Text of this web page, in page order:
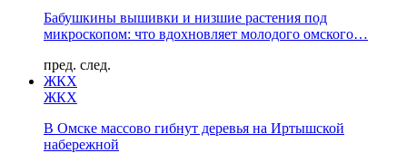
Бабушкины вышивки и низшие растения под
микроскопом: что вдохновляет молодого омского…
пред. след.
ЖКХ
ЖКХ
В Омске массово гибнут деревья на Иртышской
набережной